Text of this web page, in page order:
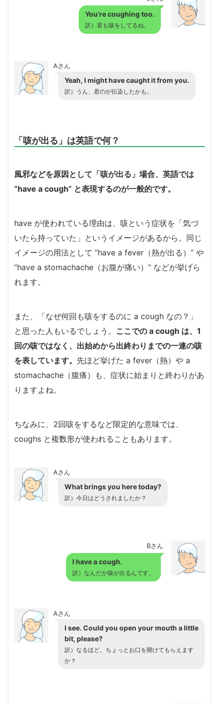
You’re coughing too.
訳）君も咳をしてるね。
Aさん
Yeah, I might have caught it from you.
訳）うん、君のが伝染したかも。
「咳が出る」は英語で何？
風邪などを原因として「咳が出る」場合、英語では
“have a cough” と表現するのが一般的です。
have が使われている理由は、咳という症状を「気づ
いたら持っていた」というイメージがあるから。同じ
イメージの用法として “have a fever（熱が出る）” や
“have a stomachache（お腹が痛い）” などが挙げら
れます。
また、「なぜ何回も咳をするのに a cough なの？」
と思った人もいるでしょう。 ここでの a cough は、1
回の咳ではなく、出始めから出終わりまでの一連の咳
を表しています。 先ほど挙げた a fever（熱）や a
stomachache（腹痛）も、症状に始まりと終わりがあ
りますよね。
ちなみに、2回咳をするなど限定的な意味では、
coughs と複数形が使われることもあります。
Aさん
What brings you here today?
訳）今日はどうされましたか？
Bさん
I have a cough.
訳）なんだか咳が出るんです。
Aさん
I see. Could you open your mouth a little
bit, please?
訳）なるほど。ちょっとお口を開けてもらえます
か？